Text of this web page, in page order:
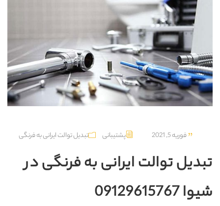
فوریه 5, 2021 پشتیبانی تبدیل توالت ایرانی به فرنگی
تبدیل توالت ایرانی به فرنگی در
شیوا 09129615767